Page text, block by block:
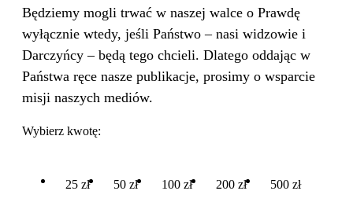
Będziemy mogli trwać w naszej walce o Prawdę
wyłącznie wtedy, jeśli Państwo – nasi widzowie i
Darczyńcy – będą tego chcieli. Dlatego oddając w
Państwa ręce nasze publikacje, prosimy o wsparcie
misji naszych mediów.
Wybierz kwotę:
25 zł 50 zł 100 zł 200 zł 500 zł